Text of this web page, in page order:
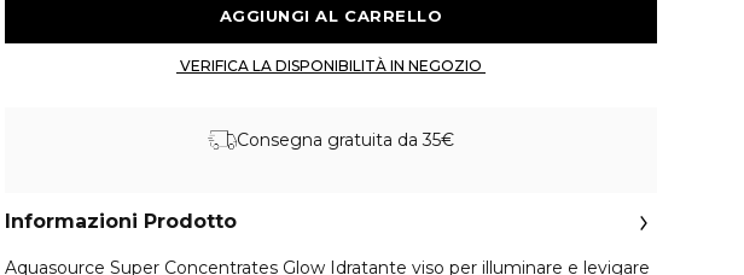
Consegna gratuita da 35€
Informazioni Prodotto
Aquasource Super Concentrates Glow Idratante viso per illuminare e levigare